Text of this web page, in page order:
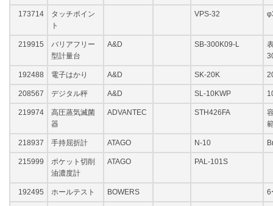
173714
タッチポイン
ト
VPS-32
219915
バリアフリー
型計量台
A&D SB-300K09-L
192488 電子はかり A&D SK-20K
208567 デジタル秤 A&D SL-10KWP
219974
高圧蒸気滅菌
器
ADVANTEC STH426FA
218937 手持屈折計 ATAGO N-10
215999
ポケット切削
油濃度計
ATAGO PAL-101S
192495 ホールテスト BOWERS 6